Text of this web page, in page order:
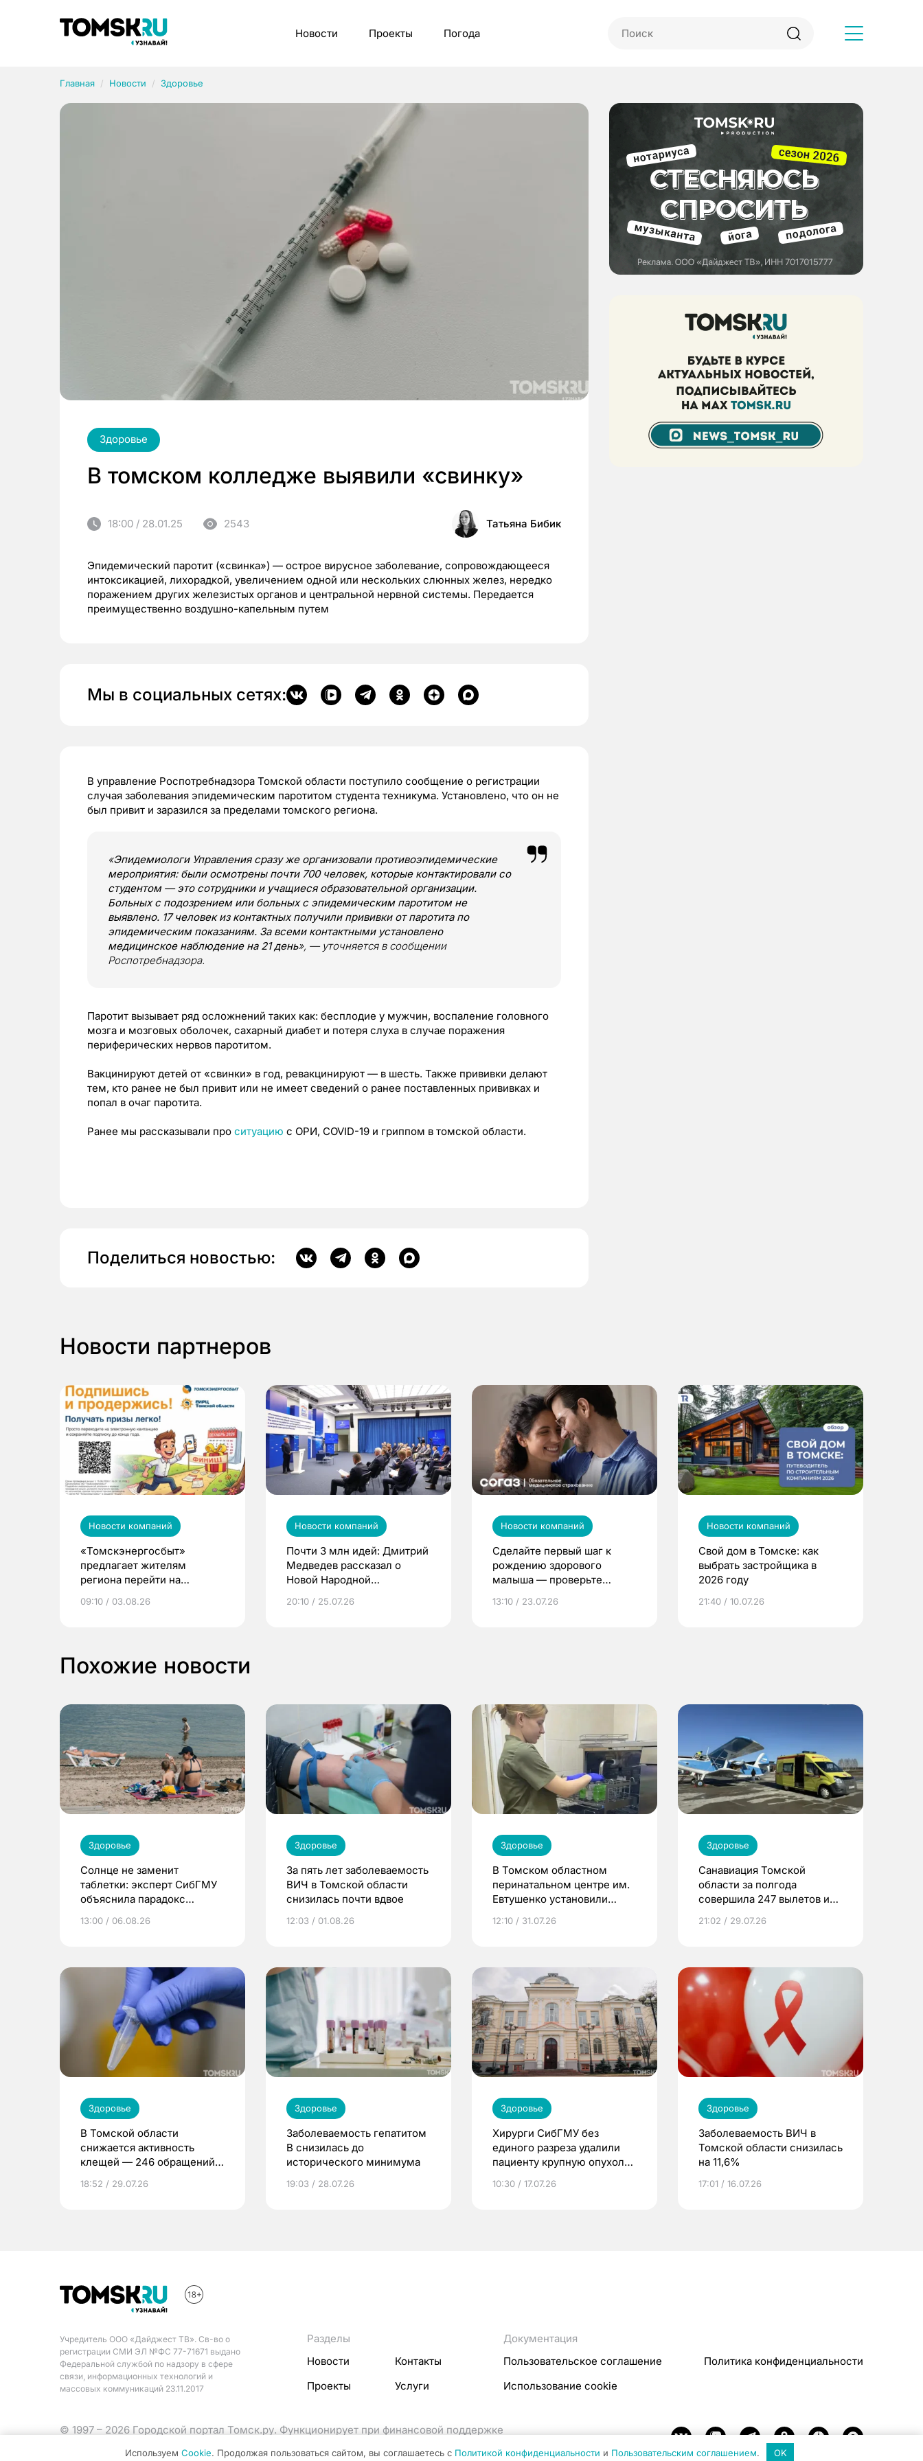
Новости Проекты Погода
Главная Новости Здоровье
Здоровье
В томском колледже выявили «свинку»
18:00 / 28.01.25 2543 Татьяна Бибик
Эпидемический паротит («свинка») — острое вирусное заболевание, сопровождающееся
интоксикацией, лихорадкой, увеличением одной или нескольких слюнных желез, нередко
поражением других железистых органов и центральной нервной системы. Передается
преимущественно воздушно-капельным путем
Мы в социальных сетях:
В управление Роспотребнадзора Томской области поступило сообщение о регистрации
случая заболевания эпидемическим паротитом студента техникума. Установлено, что он не
был привит и заразился за пределами томского региона.
«Эпидемиологи Управления сразу же организовали противоэпидемические
мероприятия: были осмотрены почти 700 человек, которые контактировали со
студентом — это сотрудники и учащиеся образовательной организации.
Больных с подозрением или больных с эпидемическим паротитом не
выявлено. 17 человек из контактных получили прививки от паротита по
эпидемическим показаниям. За всеми контактными установлено
медицинское наблюдение на 21 день», — уточняется в сообщении
Роспотребнадзора.
Паротит вызывает ряд осложнений таких как: бесплодие у мужчин, воспаление головного
мозга и мозговых оболочек, сахарный диабет и потеря слуха в случае поражения
периферических нервов паротитом.
Вакцинируют детей от «свинки» в год, ревакцинируют — в шесть. Также прививки делают
тем, кто ранее не был привит или не имеет сведений о ранее поставленных прививках и
попал в очаг паротита.
Ранее мы рассказывали про ситуацию с ОРИ, COVID-19 и гриппом в томской области.
Поделиться новостью:
Новости партнеров
Новости компаний
«Томскэнергосбыт»
предлагает жителям
региона перейти на
выиграть призы
09:10 / 03.08.26
Новости компаний
Почти 3 млн идей: Дмитрий
Медведев рассказал о
Новой Народной
20:10 / 25.07.26
Новости компаний
Сделайте первый шаг к
рождению здорового
малыша — проверьте
по ОМС!
13:10 / 23.07.26
Новости компаний
Свой дом в Томске: как
выбрать застройщика в
2026 году
21:40 / 10.07.26
Похожие новости
Здоровье
Солнце не заменит
таблетки: эксперт СибГМУ
объяснила парадокс
13:00 / 06.08.26
Здоровье
За пять лет заболеваемость
ВИЧ в Томской области
снизилась почти вдвое
12:03 / 01.08.26
Здоровье
В Томском областном
перинатальном центре им.
Евтушенко установили
12:10 / 31.07.26
Здоровье
Санавиация Томской
области за полгода
совершила 247 вылетов и
21:02 / 29.07.26
Здоровье
В Томской области
снижается активность
клещей — 246 обращений
18:52 / 29.07.26
Здоровье
Заболеваемость гепатитом
В снизилась до
исторического минимума
19:03 / 28.07.26
Здоровье
Хирурги СибГМУ без
единого разреза удалили
пациенту крупную опухоль
10:30 / 17.07.26
Здоровье
Заболеваемость ВИЧ в
Томской области снизилась
на 11,6%
17:01 / 16.07.26
Учредитель ООО «Дайджест ТВ». Св-во о
регистрации СМИ ЭЛ №ФС 77-71671 выдано
Федеральной службой по надзору в сфере
связи, информационных технологий и
массовых коммуникаций 23.11.2017
Разделы
Новости
Контакты
Проекты
Услуги
Документация
Пользовательское соглашение
Политика конфиденциальности
Использование cookie
© 1997 – 2026 Городской портал Томск.ру. Функционирует при финансовой поддержке
Рубрики
Используем Cookie. Продолжая пользоваться сайтом, вы соглашаетесь с Политикой конфиденциальности и Пользовательским соглашением. OK